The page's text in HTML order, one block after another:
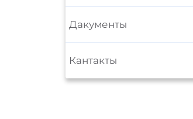
Дакументы
Кантакты